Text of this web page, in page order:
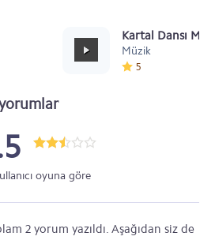
Kartal Dansı
Müzik
5
oyuna göre
2 yorum yazıldı. Aşağıdan siz de